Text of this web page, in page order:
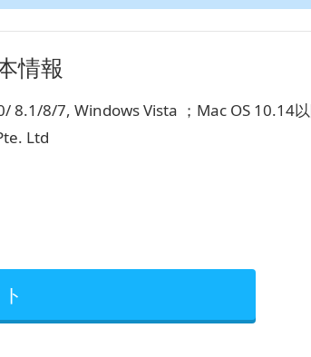
情報
8.1/8/7, Windows Vista ；Mac OS 10.14
Ltd